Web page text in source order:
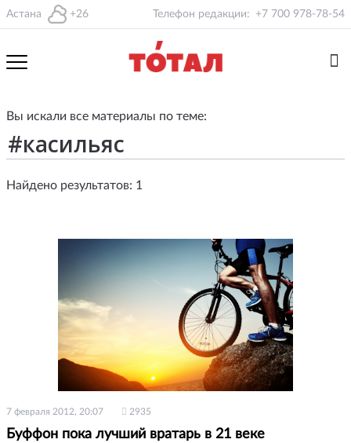
Астана +26 Телефон редакции: +7 700 978-78-54
Вы искали все материалы по теме:
Найдено результатов: 1
7 февраля 2012, 20:07 2935
Буффон пока лучший вратарь в 21 веке